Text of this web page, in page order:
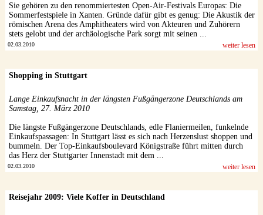
Sie gehören zu den renommiertesten Open-Air-Festivals Europas: Die
Sommerfestspiele in Xanten. Gründe dafür gibt es genug: Die Akustik der
römischen Arena des Amphitheaters wird von Akteuren und Zuhörern
stets gelobt und der archäologische Park sorgt mit seinen ...
02.03.2010 weiter lesen
Shopping in Stuttgart
Lange Einkaufsnacht in der längsten Fußgängerzone Deutschlands am
Samstag, 27. März 2010
Die längste Fußgängerzone Deutschlands, edle Flaniermeilen, funkelnde
Einkaufspassagen: In Stuttgart lässt es sich nach Herzenslust shoppen und
bummeln. Der Top-Einkaufsboulevard Königstraße führt mitten durch
das Herz der Stuttgarter Innenstadt mit dem ...
02.03.2010 weiter lesen
Reisejahr 2009: Viele Koffer in Deutschland